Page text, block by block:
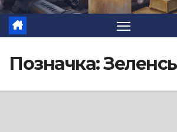
Позначка: